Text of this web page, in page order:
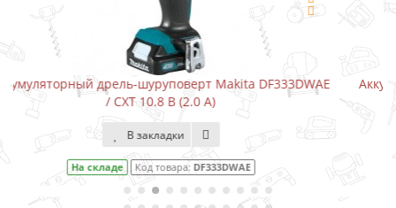
Аккумуляторный шуруповерт-отвертка Makita
В закладки
На складе DF001DW